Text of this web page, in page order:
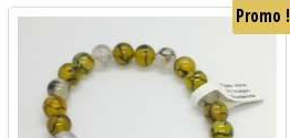
Promo !